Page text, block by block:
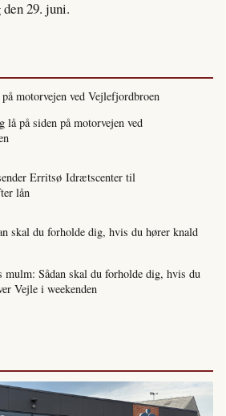
29. juni.
motorvejen ved Vejlefjordbroen
på siden på motorvejen ved
Erritsø Idrætscenter til
lån
skal du forholde dig, hvis du hører knald
mulm: Sådan skal du forholde dig, hvis du
Vejle i weekenden